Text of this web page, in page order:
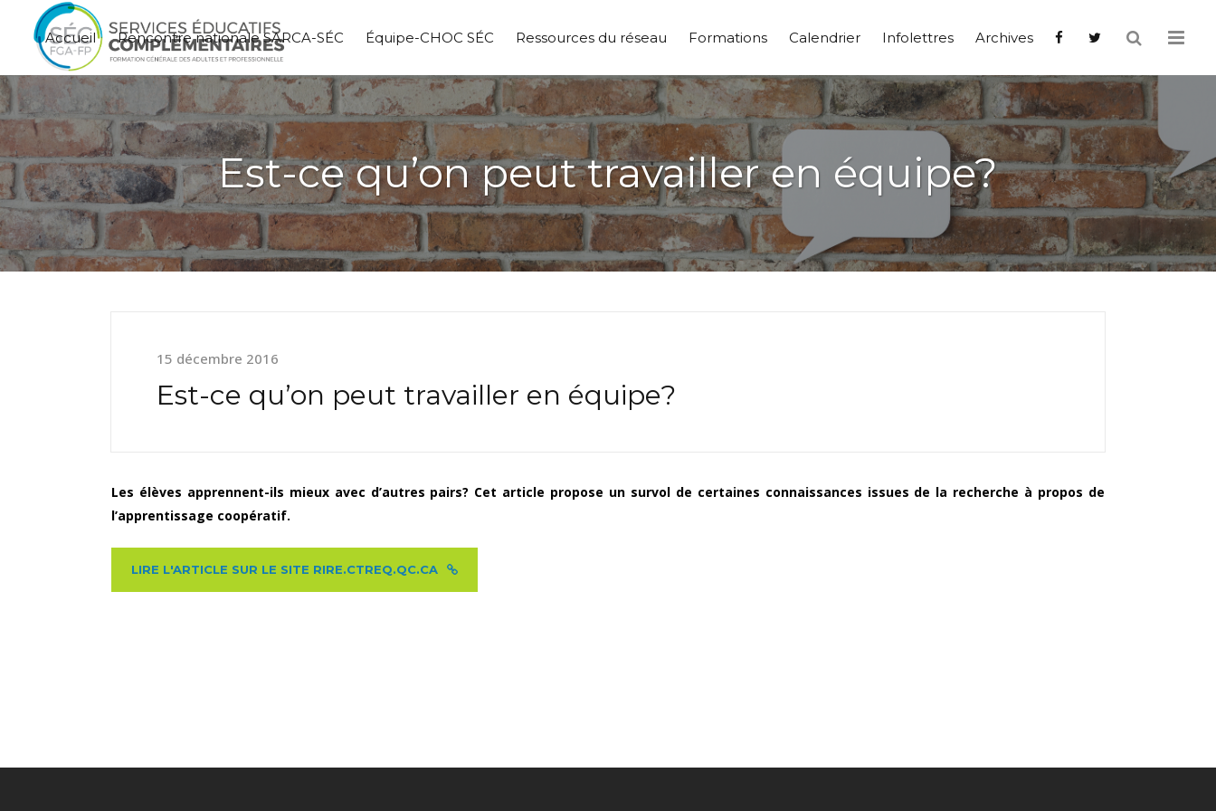
Accueil Rencontre nationale SARCA-SÉC Équipe-CHOC SÉC Ressources du réseau Formations Calendrier Infolettres Archives
Est-ce qu’on peut travailler en équipe?
15 décembre 2016
Est-ce qu’on peut travailler en équipe?
Les élèves apprennent-ils mieux avec d’autres pairs? Cet article propose un survol de certaines connaissances issues de la recherche à propos de
l’apprentissage coopératif.
LIRE L'ARTICLE SUR LE SITE RIRE.CTREQ.QC.CA